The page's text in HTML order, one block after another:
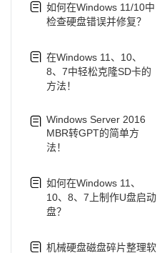
如何在Windows 11/10中
检查硬盘错误并修复？
在Windows 11、10、
8、7中轻松克隆SD卡的
方法！
Windows Server 2016
MBR转GPT的简单方
法！
如何在Windows 11、
10、8、7上制作U盘启动
盘？
机械硬盘磁盘碎片整理软